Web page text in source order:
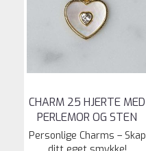
CHARM 25 HJERTE MED
PERLEMOR OG STEN
Personlige Charms – Skap